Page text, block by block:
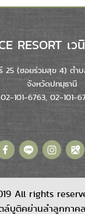
RESORT เ
25 (ซอยร่วมสุข 4) ตำ
จังหวัดปทมุธานี
101-6763, 02-101-
All rights
ล์บูติคย่านลำลูกกาค